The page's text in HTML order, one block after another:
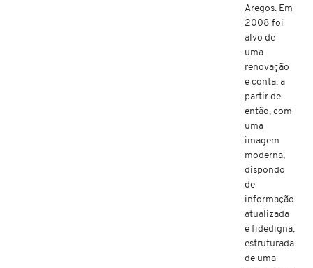
Aregos. Em
2008 foi
alvo de
uma
renovação
e conta, a
partir de
então, com
uma
imagem
moderna,
dispondo
de
informação
atualizada
e fidedigna,
estruturada
de uma